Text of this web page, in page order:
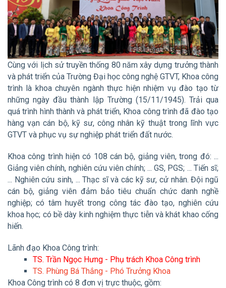
Cùng với lịch sử truyền thống 80 năm xây dựng trưởng thành
và phát triển của Trường Đại học công nghệ GTVT, Khoa công
trình là khoa chuyên ngành thực hiện nhiệm vụ đào tạo từ
những ngày đầu thành lập Trường (15/11/1945). Trải qua
quá trình hình thành và phát triển, Khoa công trình đã đào tạo
hàng vạn cán bộ, kỹ sư, công nhân kỹ thuật trong lĩnh vực
GTVT và phục vụ sự nghiệp phát triển đất nước.
Khoa công trình hiện có 108 cán bộ, giảng viên, trong đó: ...
Giảng viên chính, nghiên cứu viên chính; ... GS, PGS; ... Tiến sĩ;
... Nghiên cứu sinh, ... Thạc sĩ và các kỹ sư, cử nhân. Đội ngũ
cán bộ, giảng viên đảm bảo tiêu chuẩn chức danh nghề
nghiệp; có tâm huyết trong công tác đào tạo, nghiên cứu
khoa học; có bề dày kinh nghiệm thực tiễn và khát khao cống
hiến.
Lãnh đạo Khoa Công trình:
TS. Trần Ngọc Hưng - Phụ trách Khoa Công trình
TS. Phùng Bá Thắng - Phó Trưởng Khoa
Khoa Công trình có 8 đơn vị trực thuộc, gồm: